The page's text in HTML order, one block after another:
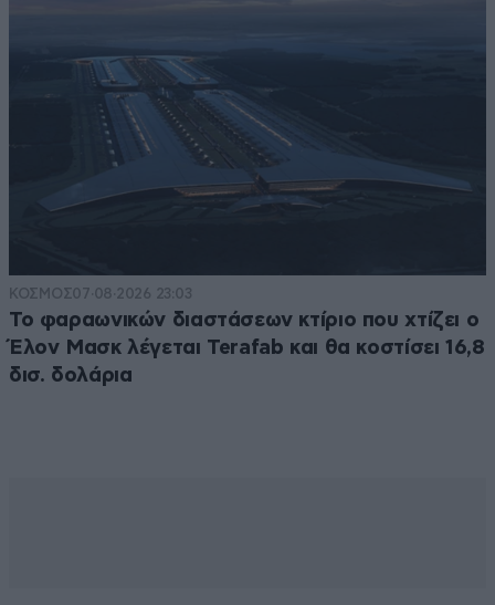
ΚΟΣΜΟΣ07·08·2026 23:03
Το φαραωνικών διαστάσεων κτίριο που χτίζει ο
Έλον Μασκ λέγεται Terafab και θα κοστίσει 16,8
δισ. δολάρια